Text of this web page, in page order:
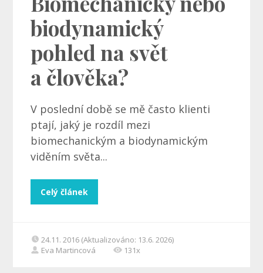
biodynamický
pohled na svět
a člověka?
V poslední době se mě často klienti
ptají, jaký je rozdíl mezi
biomechanickým a biodynamickým
viděním světa...
Celý článek
24.11. 2016 (Aktualizováno: 13.6. 2026)
Eva Martincová
131x